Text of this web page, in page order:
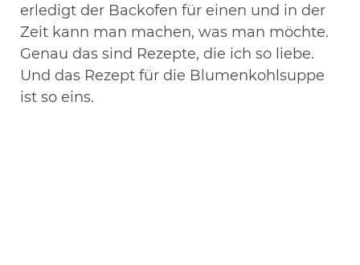
erledigt der Backofen für einen und in der
Zeit kann man machen, was man möchte.
Genau das sind Rezepte, die ich so liebe.
Und das Rezept für die Blumenkohlsuppe
ist so eins.